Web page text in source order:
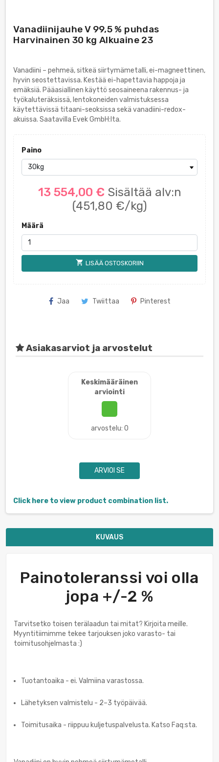
Vanadiinijauhe V 99,5 % puhdas
Harvinainen 30 kg Alkuaine 23
Vanadiini – pehmeä, sitkeä siirtymämetalli, ei-magneettinen,
hyvin seostettavissa. Kestää ei-hapettavia happoja ja
emäksiä. Pääasiallinen käyttö seosaineena rakennus- ja
työkaluteräksissä, lentokoneiden valmistuksessa
käytettävissä titaani-seoksissa sekä vanadiini-redox-
akuissa. Saatavilla Evek GmbH:lta.
Paino
13 554,00 € Sisältää alv:n
(451,80 €/kg)
Määrä
shopping_cart LISÄÄ OSTOSKORIIN
Jaa Twiittaa Pinterest
Asiakasarviot ja arvostelut
Keskimääräinen
arviointi
arvostelu: 0
ARVIOI SE
Click here to view product combination list.
KUVAUS
Painotoleranssi voi olla
jopa +/-2 %
Tarvitsetko toisen terälaadun tai mitat? Kirjoita meille.
Myyntitiimimme tekee tarjouksen joko varasto- tai
toimitusohjelmasta :)
Tuotantoaika - ei. Valmiina varastossa.
Lähetyksen valmistelu - 2–3 työpäivää.
Toimitusaika - riippuu kuljetuspalvelusta. Katso Faq:sta.